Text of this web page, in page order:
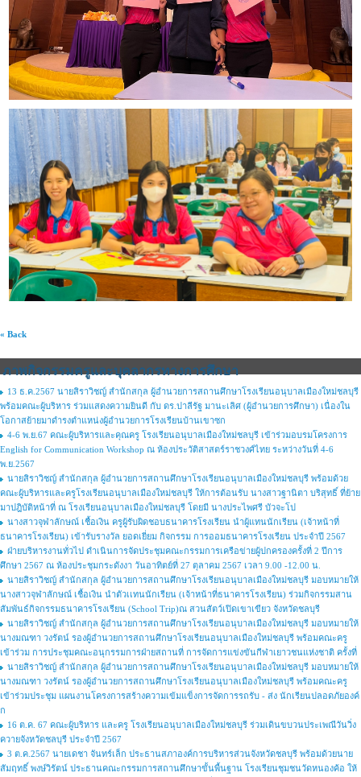
« Back
ภาพกิจกรรมครูและบุคลากรทางการศึกษา
13 ธ.ค.2567 นายสิราวิชญ์ สำนักสกุล ผู้อำนวยการสถานศึกษาโรงเรียนอนุบาลเมืองใหม่ชลบุรี
พร้อมคณะผู้บริหาร ร่วมแสดงความยินดี กับ ดร.ปาลีรัฐ มานะเลิศ (ผู้อำนวยการศึกษา) เนื่องใน
โอกาสย้ายมาดำรงตำแหน่งผู้อำนวยการโรงเรียนบ้านเขาซก
4-6 พ.ย.67 คณะผู้บริหารและคุณครู โรงเรียนอนุบาลเมืองใหม่ชลบุรี เข้าร่วมอบรมโครงการ
English for Communication Workshop ณ ห้องประวัติสาสตร์ราชวงศ์ไทย ระหว่างวันที่ 4-6
พ.ย.2567
นายสิราวิชญ์ สำนักสกุล ผู้อำนวยการสถานศึกษาโรงเรียนอนุบาลเมืองใหม่ชลบุรี พร้อมด้วย
คณะผู้บริหารและครูโรงเรียนอนุบาลเมืองใหม่ชลบุรี ให้การต้อนรับ นางสาวฐานิตา บริสุทธิ์ ที่ย้าย
มาปฎิบัติหน้าที่ ณ โรงเรียนอนุบาลเมืองใหม่ชลบุรี โดยมี นางประไพศรี บัวจะโป
นางสาวจุฬาลักษณ์ เชื้อเงิน ครูผู้รับผิดชอบธนาคารโรงเรียน นำผู้แทนนักเรียน (เจ้าหน้าที่
ธนาคารโรงเรียน) เข้ารับรางวัล ยอดเยี่ยม กิจกรรม การออมธนาคารโรงเรียน ประจำปี 2567
ฝ่ายบริหารงานทั่วไป ดำเนินการจัดประชุมคณะกรรมการเครือข่ายผู้ปกครองครั้งที่ 2 ปีการ
ศึกษา 2567 ณ ห้องประชุมกระดังงา วันอาทิตย์ที่ 27 ตุลาคม 2567 เวลา 9.00 -12.00 น.
นายสิราวิชญ์ สำนักสกุล ผู้อำนวยการสถานศึกษาโรงเรียนอนุบาลเมืองใหม่ชลบุรี มอบหมายให้
นางสาวจุฬาลักษณ์ เชื้อเงิน นำตัวเเทนนักเรียน (เจ้าหน้าที่ธนาคารโรงเรียน) ร่วมกิจกรรมสาน
สัมพันธ์กิจกรรมธนาคารโรงเรียน (School Trip)ณ สวนสัตว์เปิดเขาเขียว จังหวัดชลบุรี
นายสิราวิชญ์ สำนักสกุล ผู้อำนวยการสถานศึกษาโรงเรียนอนุบาลเมืองใหม่ชลบุรี มอบหมายให้
นางมณฑา วงรัตน์ รองผู้อำนวยการสถานศึกษาโรงเรียนอนุบาลเมืองใหม่ชลบุรี พร้อมคณะครู
เข้าร่วม การประชุมคณะอนุกรรมการฝ่ายสถานที่ การจัดการแข่งขันกีฬาเยาวชนแห่งชาติ ครั้งที่
นายสิราวิชญ์ สำนักสกุล ผู้อำนวยการสถานศึกษาโรงเรียนอนุบาลเมืองใหม่ชลบุรี มอบหมายให้
นางมณฑา วงรัตน์ รองผู้อำนวยการสถานศึกษาโรงเรียนอนุบาลเมืองใหม่ชลบุรี พร้อมคณะครู
เข้าร่วมประชุม แผนงานโครงการสร้างความเข้มแข็งการจัดการรถรับ - ส่ง นักเรียนปลอดภัยองค์
ก
16 ต.ค. 67 คณะผู้บริหาร และครู โรงเรียนอนุบาลเมืองใหม่ชลบุรี ร่วมเดินขบวนประเพณีวันวิ่ง
ควายจังหวัดชลบุรี ประจำปี 2567
3 ต.ค.2567 นายเดชา จันทร์เล็ก ประธานสภาองค์การบริหารส่วนจังหวัดชลบุรี พร้อมด้วยนาย
สัมฤทธิ์ พงษ์วิรัตน์ ประธานคณะกรรมการสถานศึกษาขั้นพื้นฐาน โรงเรียนชุมชนวัดหนองค้อ ให้